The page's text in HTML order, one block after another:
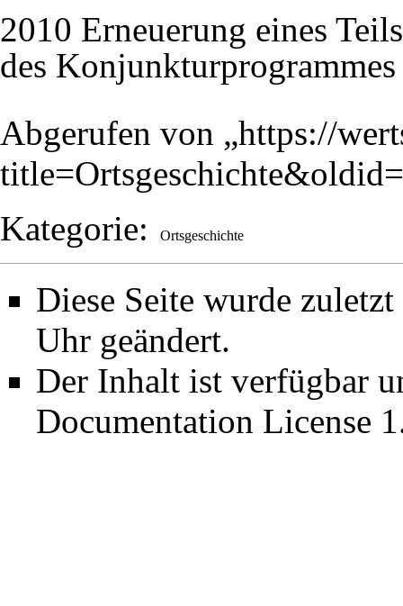
2010 Erneuerung eines
des Konjunkturprogrammes
Abgerufen von „https://
Kategorie: Ortsgeschichte
Diese Seite wurde
Uhr geändert.
Der Inhalt ist verfügbar
Documentation License